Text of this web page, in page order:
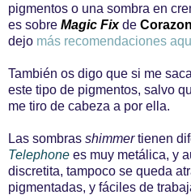
pigmentos o una sombra en
es sobre Magic Fixde
dejo más recomendaciones
También os digo que si me
este tipo de pigmentos, salvo
me tiro de cabeza a por ella.
Las sombras shimmertienen
Telephone es muy metálica, y
discretita, tampoco se queda
pigmentadas, y fáciles de